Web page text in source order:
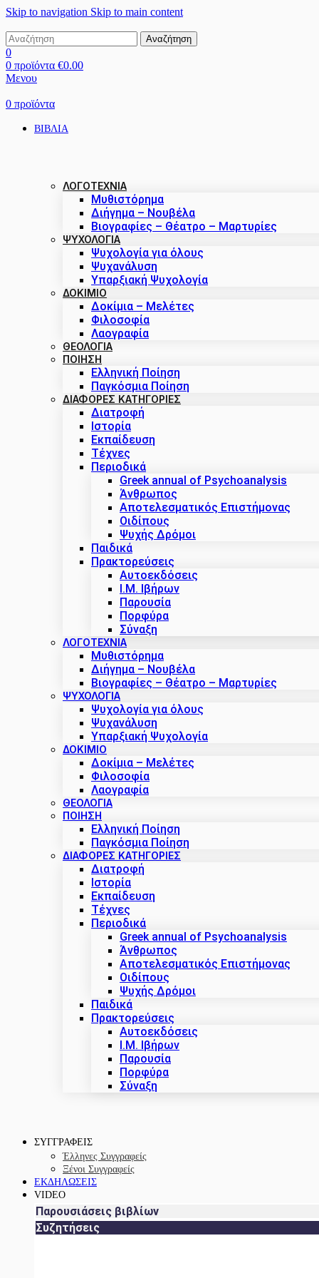
Skip to navigation Skip to main content
Αναζήτηση
0
0 προϊόντα €0.00
Μενου
0 προϊόντα
ΒΙΒΛΙΑ
ΛΟΓΟΤΕΧΝΙΑ
Μυθιστόρημα
Διήγημα – Νουβέλα
Βιογραφίες – Θέατρο – Μαρτυρίες
ΨΥΧΟΛΟΓΙΑ
Ψυχολογία για όλους
Ψυχανάλυση
Υπαρξιακή Ψυχολογία
ΔΟΚΊΜΙΟ
Δοκίμια – Μελέτες
Φιλοσοφία
Λαογραφία
ΘΕΟΛΟΓΙΑ
ΠΟΙΗΣΗ
Ελληνική Ποίηση
Παγκόσμια Ποίηση
ΔΙΑΦΟΡΕΣ ΚΑΤΗΓΟΡΙΕΣ
Διατροφή
Ιστορία
Εκπαίδευση
Τέχνες
Περιοδικά
Greek annual of Psychoanalysis
Άνθρωπος
Αποτελεσματικός Επιστήμονας
Οιδίπους
Ψυχής Δρόμοι
Παιδικά
Πρακτoρεύσεις
Αυτοεκδόσεις
Ι.Μ. Ιβήρων
Παρουσία
Πορφύρα
Σύναξη
ΛΟΓΟΤΕΧΝΙΑ
Μυθιστόρημα
Διήγημα – Νουβέλα
Βιογραφίες – Θέατρο – Μαρτυρίες
ΨΥΧΟΛΟΓΙΑ
Ψυχολογία για όλους
Ψυχανάλυση
Υπαρξιακή Ψυχολογία
ΔΟΚΊΜΙΟ
Δοκίμια – Μελέτες
Φιλοσοφία
Λαογραφία
ΘΕΟΛΟΓΙΑ
ΠΟΙΗΣΗ
Ελληνική Ποίηση
Παγκόσμια Ποίηση
ΔΙΑΦΟΡΕΣ ΚΑΤΗΓΟΡΙΕΣ
Διατροφή
Ιστορία
Εκπαίδευση
Τέχνες
Περιοδικά
Greek annual of Psychoanalysis
Άνθρωπος
Αποτελεσματικός Επιστήμονας
Οιδίπους
Ψυχής Δρόμοι
Παιδικά
Πρακτoρεύσεις
Αυτοεκδόσεις
Ι.Μ. Ιβήρων
Παρουσία
Πορφύρα
Σύναξη
ΣΥΓΓΡΑΦΕΙΣ
Έλληνες Συγγραφείς
Ξένοι Συγγραφείς
ΕΚΔΗΛΩΣΕΙΣ
VIDEO
Παρουσιάσεις βιβλίων
Συζητήσεις